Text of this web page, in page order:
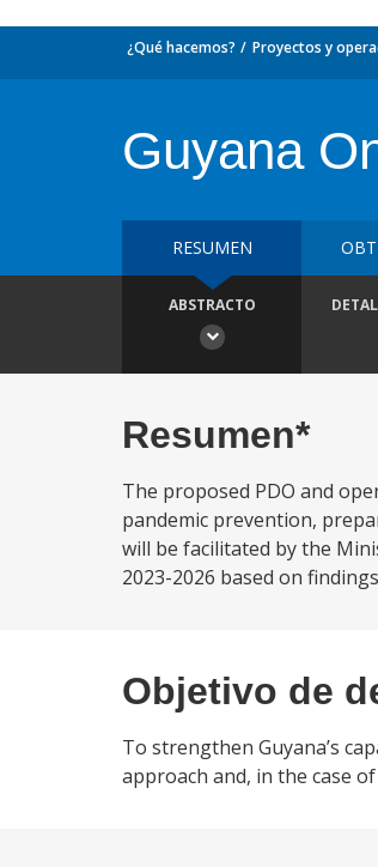
¿Qué hacemos? Proyectos y
Guyana
RESUMEN
ABSTRACTO
Resumen*
The proposed PDO and
pandemic prevention,
will be facilitated by the
2023-2026 based on
Objetivo de
To strengthen Guyana’s
approach and, in the case